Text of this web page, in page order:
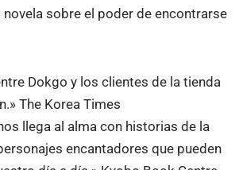
novela sobre el poder de encontrarse
Dokgo y los clientes de la tienda
The Korea Times
llega al alma con historias de la
encantadores que pueden